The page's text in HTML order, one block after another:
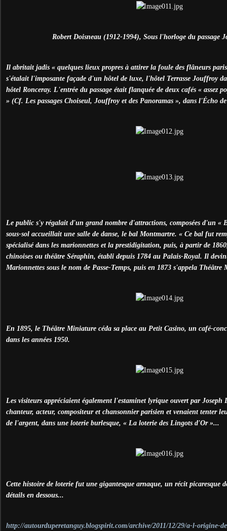
Robert Doisneau (1912-1994), Sous l'horloge du passage
Il abritait jadis « quelques lieux propres à attirer la foule des flâneurs
s'étalait l'imposante façade d'un hôtel de luxe, l'hôtel Terrasse Jouffroy
hôtel Ronceray. L'entrée du passage était flanquée de deux cafés « assez
» (Cf. Les passages Choiseul, Jouffroy et des Panoramas », dans l'Écho
Le public s'y régalait d'un grand nombre d'attractions, composées d'un «
sous-sol accueillait une salle de danse, le bal Montmartre. « Ce bal fut
spécialisé dans les marionnettes et la prestidigitation, puis, à partir de
chinoises ou théâtre Séraphin, établi depuis 1784 au Palais-Royal. Il
Marionnettes sous le nom de Passe-Temps, puis en 1873 s'appela
En 1895, le Théâtre Miniature céda sa place au Petit Casino, un café-
dans les années 1950.
Les visiteurs appréciaient également l'estaminet lyrique ouvert par Joseph
chanteur, acteur, compositeur et chansonnier parisien et venaient tenter
de l'argent, dans une loterie burlesque, « La loterie des Lingots d'Or »...
Cette histoire de loterie fut une gigantesque arnaque, un récit picaresque
détails en dessous...
http://autourduperetanguy.blogspirit.com/archive/2011/12/29/a-l-origine-